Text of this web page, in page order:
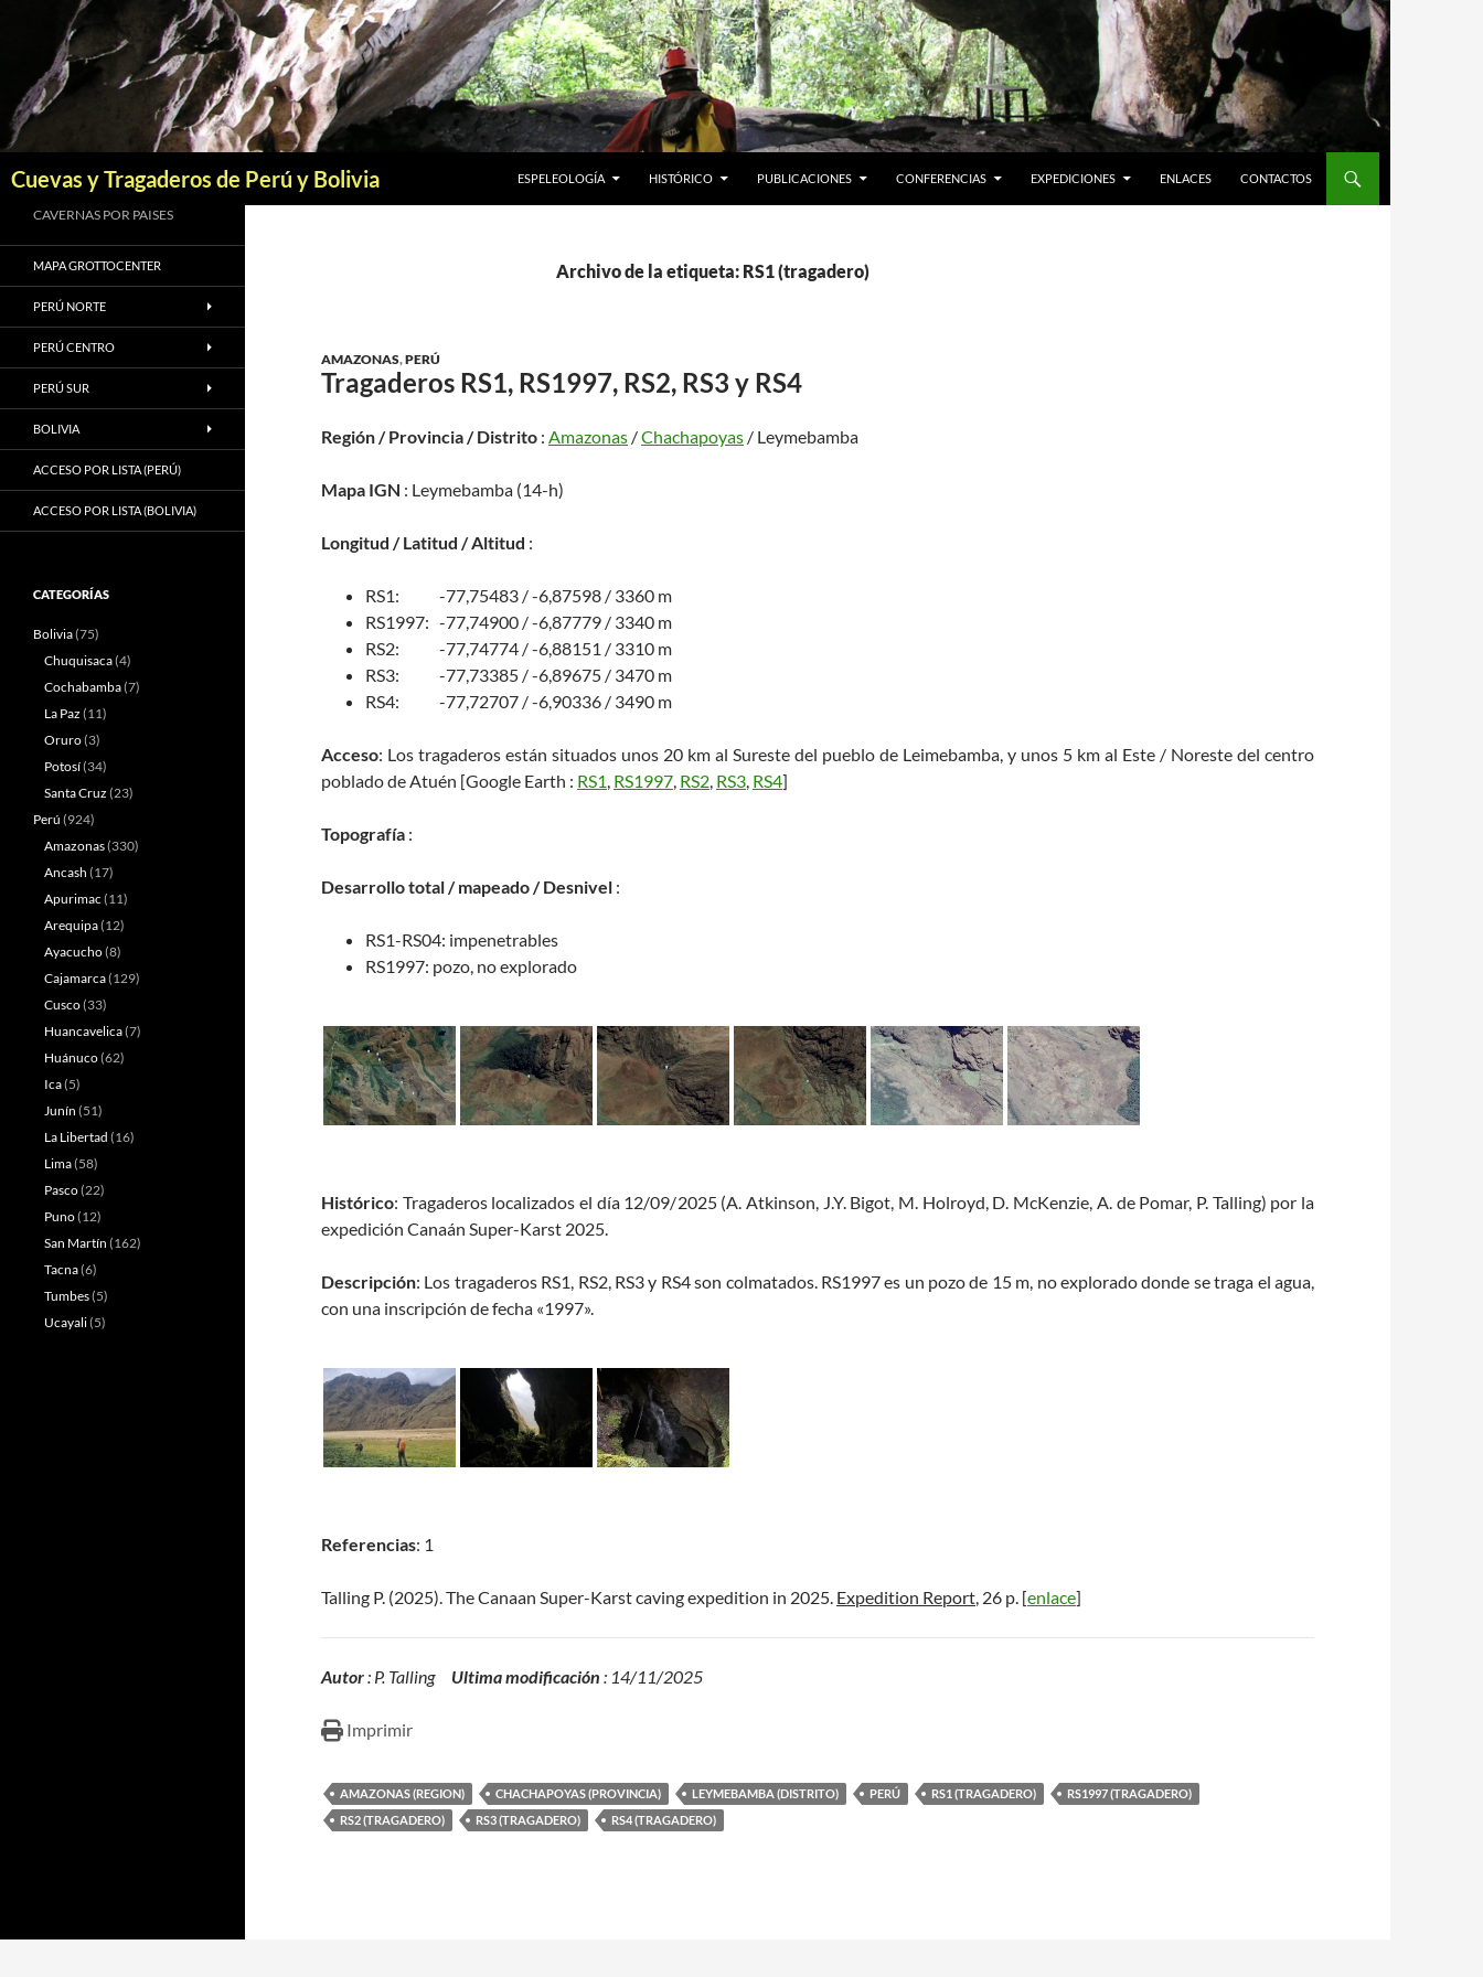
contenido
Cuevas y Tragaderos de Perú y Bolivia ESPELEOLOGÍA HISTÓRICO PUBLICACIONES CONFERENCIAS EXPEDICIONES ENLACES CONTACTOS
Archivo de la etiqueta: RS1 (tragadero)
AMAZONAS,PERÚ
Tragaderos RS1, RS1997, RS2, RS3 y RS4
Región / Provincia / Distrito : Amazonas /Chachapoyas / Leymebamba
Mapa IGN : Leymebamba (14-h)
Longitud / Latitud / Altitud :
RS1: -77,75483 / -6,87598 / 3360 m
RS1997: -77,74900 / -6,87779 / 3340 m
RS2: -77,74774 / -6,88151 / 3310 m
RS3: -77,73385 / -6,89675 / 3470 m
RS4: -77,72707 / -6,90336 / 3490 m
Acceso: Los tragaderos están situados unos 20 km al Sureste del pueblo de Leimebamba, y unos 5 km al Este / Noreste del centro
poblado de Atuén [Google Earth : RS1, RS1997, RS2, RS3, RS4]
Topografía :
Desarrollo total / mapeado / Desnivel :
RS1-RS04: impenetrables
RS1997: pozo, no explorado
Histórico: Tragaderos localizados el día 12/09/2025 (A. Atkinson, J.Y. Bigot, M. Holroyd, D. McKenzie, A. de Pomar, P. Talling) por la
expedición Canaán Super-Karst 2025.
Descripción: Los tragaderos RS1, RS2, RS3 y RS4 son colmatados. RS1997 es un pozo de 15 m, no explorado donde se traga el agua,
con una inscripción de fecha «1997».
Referencias: 1
Talling P. (2025). The Canaan Super-Karst caving expedition in 2025. Expedition Report, 26 p. [enlace]
Autor: P. Talling Ultima modificación : 14/11/2025
Imprimir
AMAZONAS (REGION) CHACHAPOYAS (PROVINCIA) LEYMEBAMBA (DISTRITO) PERÚ RS1 (TRAGADERO)
RS1997 (TRAGADERO)
RS2 (TRAGADERO)
RS3 (TRAGADERO) RS4 (TRAGADERO)
CAVERNAS POR PAISES
MAPA GROTTOCENTER
PERÚ NORTE
PERÚ CENTRO
PERÚ SUR
BOLIVIA
ACCESO POR LISTA (PERÚ)
ACCESO POR LISTA (BOLIVIA)
CATEGORÍAS
Bolivia(75)
Chuquisaca(4)
Cochabamba(7)
La Paz (11)
Oruro(3)
Potosí(34)
Santa Cruz (23)
Perú (924)
Amazonas(330)
Ancash (17)
Apurimac (11)
Arequipa(12)
Ayacucho(8)
Cajamarca(129)
Cusco(33)
Huancavelica(7)
Huánuco(62)
Ica(5)
Junín (51)
La Libertad (16)
Lima(58)
Pasco(22)
Puno(12)
San Martín (162)
Tacna(6)
Tumbes(5)
Ucayali(5)